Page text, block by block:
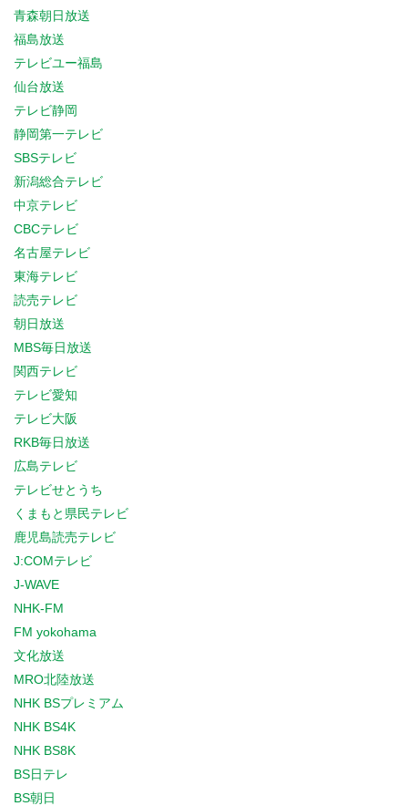
青森朝日放送
福島放送
テレビユー福島
仙台放送
テレビ静岡
静岡第一テレビ
SBSテレビ
新潟総合テレビ
中京テレビ
CBCテレビ
名古屋テレビ
東海テレビ
読売テレビ
朝日放送
MBS毎日放送
関西テレビ
テレビ愛知
テレビ大阪
RKB毎日放送
広島テレビ
テレビせとうち
くまもと県民テレビ
鹿児島読売テレビ
J:COMテレビ
J-WAVE
NHK-FM
FM yokohama
文化放送
MRO北陸放送
NHK BSプレミアム
NHK BS4K
NHK BS8K
BS日テレ
BS朝日